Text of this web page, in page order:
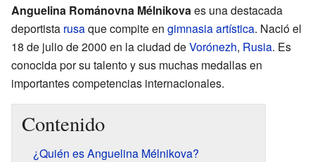
Anguelina Románovna Mélnikovaes una destacada
deportista rusaque compite en gimnasia artística. Nació el
18 de julio de 2000 en la ciudad deVorónezh, Rusia. Es
conocida por su talento y sus muchas medallas en
importantes competencias internacionales.
Contenido
¿Quién es Anguelina Mélnikova?